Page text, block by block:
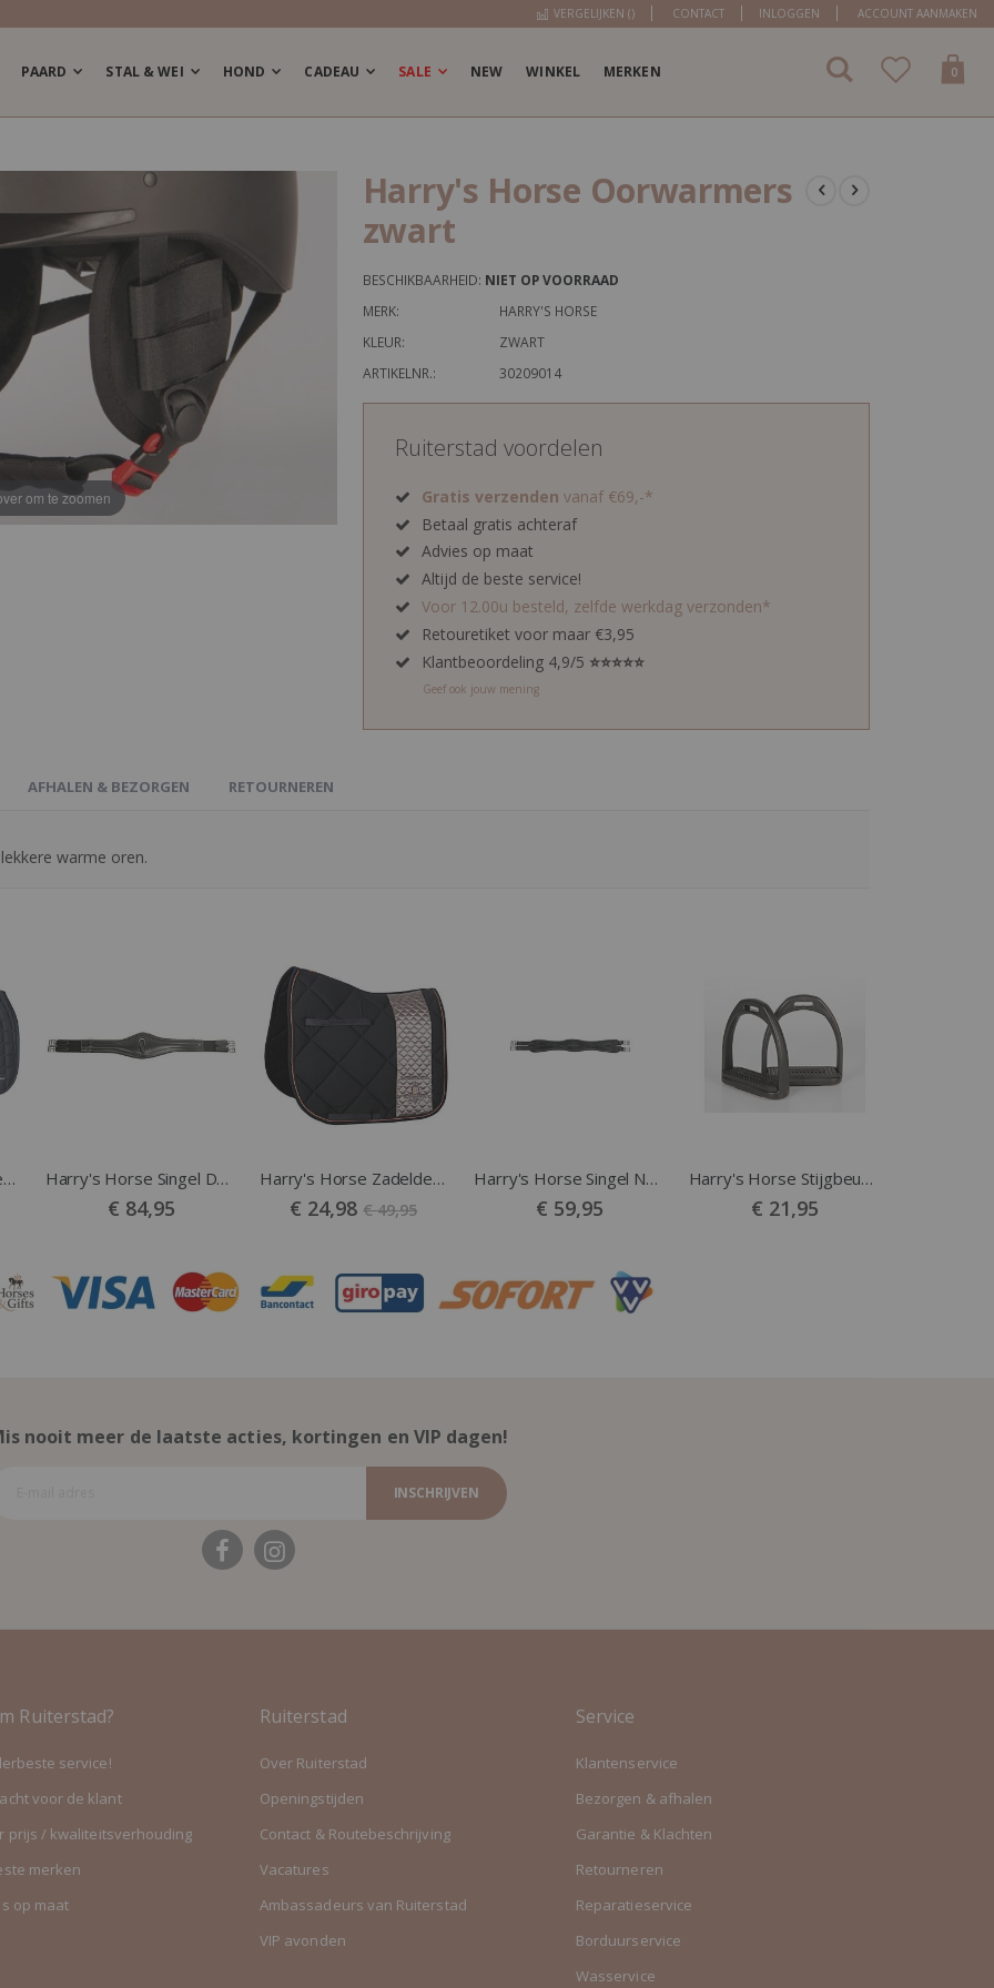
VERGELIJKEN () CONTACT INLOGGEN ACCOUNT AANMAKEN
PAARD STAL & WEI HOND CADEAU SALE NEW WINKEL MERKEN
Cart
0items
om te zoomen
Harry's Horse Oorwarmers
zwart
BESCHIKBAARHEID: NIET OP VOORRAAD
MERK:
HARRY'S HORSE
KLEUR:
ZWART
ARTIKELNR.:
30209014
Ruiterstad voordelen
Gratis verzenden vanaf €69,-*
Betaal gratis achteraf
Advies op maat
Altijd de beste service!
Voor 12.00u besteld, zelfde werkdag verzonden*
Retouretiket voor maar €3,95
Klantbeoordeling 4,9/5 ⭐⭐⭐⭐⭐
Geef ook jouw mening
warme oren.
AFHALEN & BEZORGEN RETOURNEREN
Harry's Horse Zadeldek Oxer Jump navy Harry's Horse Singel Deluxe leer zwart
€ 84,95
Harry's Horse Zadeldek Hippique Veelzijdig blauw
Vanaf
€ 24,98 € 49,95
Harry's Horse Singel Neopreen VZ zwart
€ 59,95
Harry's Horse Stijgbeugels Compositi Profile zwart
€ 21,95
nooit meer de laatste acties, kortingen en VIP dagen!
INSCHRIJVEN
Ruiterstad?
service!
voor de klant
prijs / kwaliteitsverhouding
merken
op maat
Ruiterstad
Over Ruiterstad
Openingstijden
Contact & Routebeschrijving
Vacatures
Ambassadeurs van Ruiterstad
VIP avonden
Service
Klantenservice
Bezorgen & afhalen
Garantie & Klachten
Retourneren
Reparatieservice
Borduurservice
Wasservice